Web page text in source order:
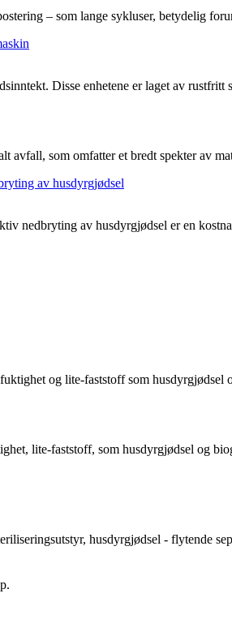
– som lange sykluser, betydelig
Disse enhetene er laget av rustfritt
som omfatter et bredt spekter av
nedbryting av husdyrgjødsel er en
og lite-faststoff som husdyrgjødsel
lite-faststoff, som husdyrgjødsel og
husdyrgjødsel - flytende